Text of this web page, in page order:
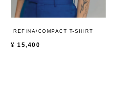
REFINA/COMPACT T-SHIRT
¥ 15,400